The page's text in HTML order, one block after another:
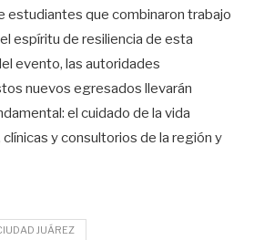
estudiantes que combinaron trabajo
espíritu de resiliencia de esta
evento, las autoridades
nuevos egresados llevarán
el cuidado de la vida
y consultorios de la región y
JUÁREZ